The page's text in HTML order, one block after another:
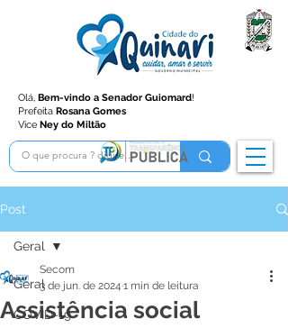
Olá, Bem-vindo a Senador Guiomard!
Prefeita Rosana Gomes
Vice Ney do Miltão
Post
Geral
COVID-19
Geral
Assistência social
Secom
3 de jun. de 2024 1 min de leitura